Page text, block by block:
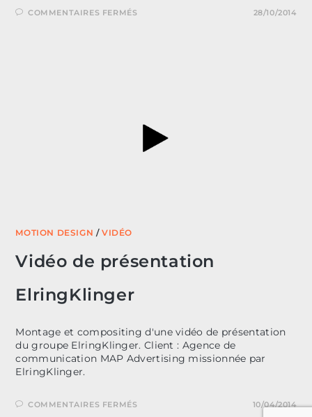
COMMENTAIRES FERMÉSSUR 28/10/2014
MOTION DESIGN /VIDÉO
Vidéo de présentation
ElringKlinger
Montage et compositing d'une vidéo de présentation
du groupe ElringKlinger. Client : Agence de
communication MAP Advertising missionnée par
ElringKlinger.
COMMENTAIRES FERMÉSSUR 10/04/2014